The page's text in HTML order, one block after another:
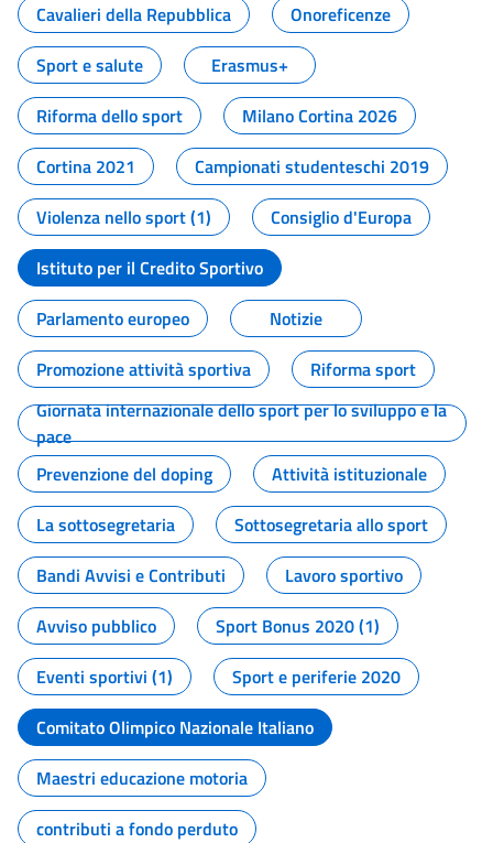
Cavalieri della Repubblica
Onoreficenze
Sport e salute
Erasmus+
Riforma dello sport
Milano Cortina 2026
Cortina 2021
Campionati studenteschi 2019
Violenza nello sport (1)
Consiglio d'Europa
Istituto per il Credito Sportivo
Parlamento europeo
Notizie
Promozione attività sportiva
Riforma sport
Giornata internazionale dello sport per lo sviluppo e la
pace
Prevenzione del doping
Attività istituzionale
La sottosegretaria
Sottosegretaria allo sport
Bandi Avvisi e Contributi
Lavoro sportivo
Avviso pubblico
Sport Bonus 2020 (1)
Eventi sportivi (1)
Sport e periferie 2020
Comitato Olimpico Nazionale Italiano
Maestri educazione motoria
contributi a fondo perduto